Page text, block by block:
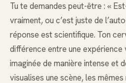
Tu te demandes peut-être : «
vraiment, ou c’est juste de
réponse est scientifique. Ton
différence entre une expérience
imaginée de manière intense et
visualises une scène, les